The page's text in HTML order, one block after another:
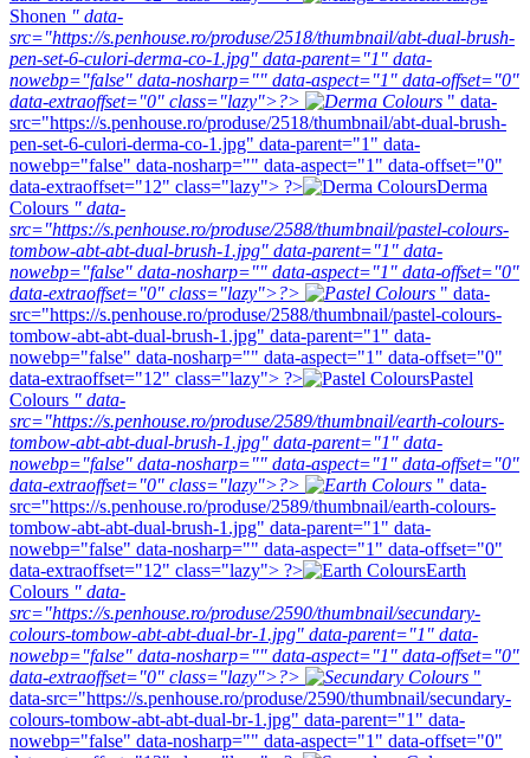
Shonen " data-
src="https://s.penhouse.ro/produse/2518/thumbnail/abt-dual-brush-
pen-set-6-culori-derma-co-1.jpg" data-parent="1" data-
nowebp="false" data-nosharp="" data-aspect="1" data-offset="0"
data-extraoffset="0" class="lazy">?>
" data-
src="https://s.penhouse.ro/produse/2518/thumbnail/abt-dual-brush-
pen-set-6-culori-derma-co-1.jpg" data-parent="1" data-
nowebp="false" data-nosharp="" data-aspect="1" data-offset="0"
data-extraoffset="12" class="lazy"> ?>
Derma
Colours " data-
src="https://s.penhouse.ro/produse/2588/thumbnail/pastel-colours-
tombow-abt-abt-dual-brush-1.jpg" data-parent="1" data-
nowebp="false" data-nosharp="" data-aspect="1" data-offset="0"
data-extraoffset="0" class="lazy">?>
" data-
src="https://s.penhouse.ro/produse/2588/thumbnail/pastel-colours-
tombow-abt-abt-dual-brush-1.jpg" data-parent="1" data-
nowebp="false" data-nosharp="" data-aspect="1" data-offset="0"
data-extraoffset="12" class="lazy"> ?>
Pastel
Colours " data-
src="https://s.penhouse.ro/produse/2589/thumbnail/earth-colours-
tombow-abt-abt-dual-brush-1.jpg" data-parent="1" data-
nowebp="false" data-nosharp="" data-aspect="1" data-offset="0"
data-extraoffset="0" class="lazy">?>
" data-
src="https://s.penhouse.ro/produse/2589/thumbnail/earth-colours-
tombow-abt-abt-dual-brush-1.jpg" data-parent="1" data-
nowebp="false" data-nosharp="" data-aspect="1" data-offset="0"
data-extraoffset="12" class="lazy"> ?>
Earth
Colours " data-
src="https://s.penhouse.ro/produse/2590/thumbnail/secundary-
colours-tombow-abt-abt-dual-br-1.jpg" data-parent="1" data-
nowebp="false" data-nosharp="" data-aspect="1" data-offset="0"
data-extraoffset="0" class="lazy">?>
"
data-src="https://s.penhouse.ro/produse/2590/thumbnail/secundary-
colours-tombow-abt-abt-dual-br-1.jpg" data-parent="1" data-
nowebp="false" data-nosharp="" data-aspect="1" data-offset="0"